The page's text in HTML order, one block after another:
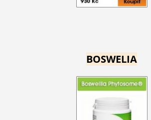
BOSWELIA